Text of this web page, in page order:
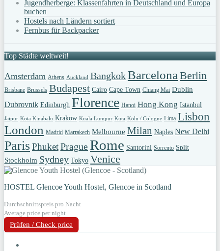
Jugendherberge: Klassenfahrten in Deutschland und Europa
buchen
Hostels nach Ländern sortiert
Fernbus für Backpacker
Top Städte weltweit!
Amsterdam Athens Auckland BangkokBarcelonaBerlin
Brisbane Brussels Budapest Cairo Cape Town Chiang Mai Dublin
Dubrovnik Edinburgh Florence Hanoi Hong Kong Istanbul
Jaipur Kota Kinabalu Krakow Kuala Lumpur Kuta Köln / Cologne Lima Lisbon
London Madrid Marrakech Melbourne Milan Naples New Delhi
ParisPhuketPragueRome Santorini Sorrento Split
Stockholm Sydney Tokyo Venice
HOSTEL Glencoe Youth Hostel, Glencoe in Scotland
Durchschnittspreis pro Nacht
Average price per night
Prüfen / Check price